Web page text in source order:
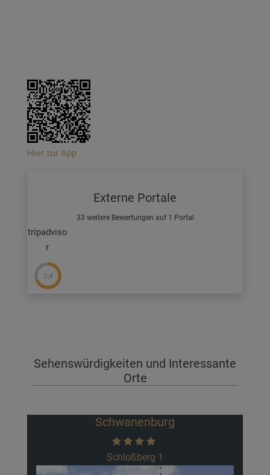
Hier zur App
Externe Portale
33 weitere Bewertungen auf 1 Portal
tripadviso
r
3,4
Sehenswürdigkeiten und Interessante
Orte
Historische Gärten Kleve
Joseph-Beuys-Allee 1